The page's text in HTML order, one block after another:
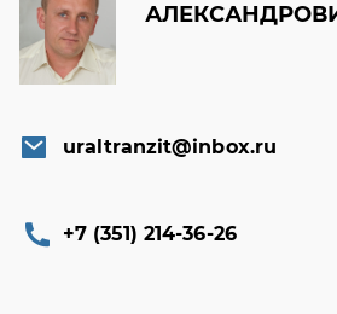
uraltranzit@inbox.ru
+7 (351) 214-36-26